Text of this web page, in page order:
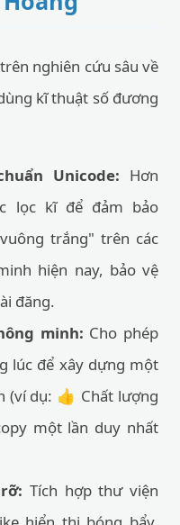
nghiên cứu sâu về
kĩ thuật số đương
Unicode: Hơn
lọc kĩ để đảm bảo
trắng" trên các
hiện nay, bảo vệ
đăng.
minh: Cho phép
lúc để xây dựng một
(ví dụ: 👍 Chất lượng
một lần duy nhất
Tích hợp thư viện